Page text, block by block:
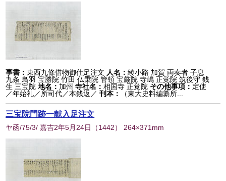
事書：東西九條借物御仕足注文 人名：綾小路 加賀 両奏者 子息
九条 鳥羽 宝勝院 竹田 仏乗院 管領 宝厳院 寺嶋 正覚院 筑後守 銭
生 三宝院 地名： 加州 寺社名：相国寺 正覚院 その他事項： 定使
／年始礼／所司代／本銭返／刊本： （東大史料編纂所...
三宝院門跡一献入足注文
ヤ函/75/3/ 嘉吉2年5月24日 （1442） 264×371mm